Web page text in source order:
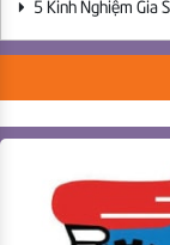
5 Kinh Nghiệm Gia